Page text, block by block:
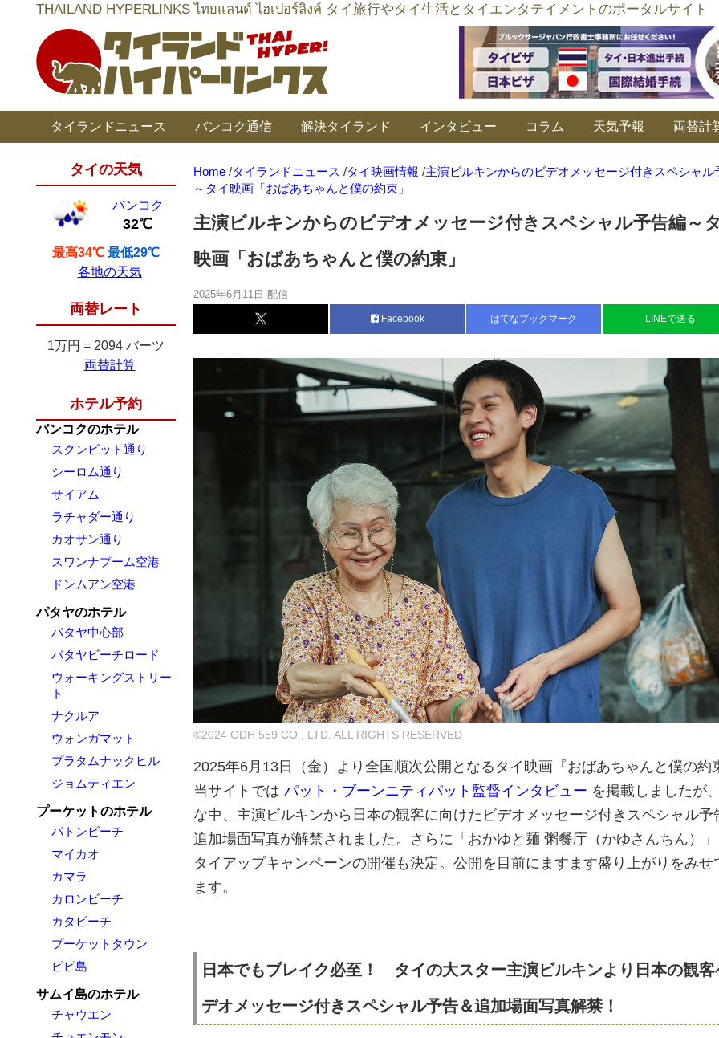
THAILAND HYPERLINKS ไทยแลนด์ ไฮเปอร์ลิงค์ タイ旅行やタイ生活とタイエンタテイメントのポータルサイト
タイランドニュース バンコク通信 解決タイランド インタビュー コラム 天気予報 両替計
タイの天気
バンコク
32℃
最高34℃ 最低29℃
各地の天気
両替レート
1万円 = 2094 バーツ
両替計算
ホテル予約
バンコクのホテル
スクンビット通り
シーロム通り
サイアム
ラチャダー通り
カオサン通り
スワンナプーム空港
ドンムアン空港
パタヤのホテル
パタヤ中心部
パタヤビーチロード
ウォーキングストリー
ト
ナクルア
ウォンガマット
プラタムナックヒル
ジョムティエン
プーケットのホテル
パトンビーチ
マイカオ
カマラ
カロンビーチ
カタビーチ
プーケットタウン
ピピ島
サムイ島のホテル
チャウエン
Home /タイランドニュース /タイ映画情報 /主演ビルキンからのビデオメッセージ付きスペシャル
～タイ映画「おばあちゃんと僕の約束」
主演ビルキンからのビデオメッセージ付きスペシャル予告編～
映画「おばあちゃんと僕の約束」
2025年6月11日 配信
Facebook はてなブックマーク LINEで送る
©2024 GDH 559 CO., LTD. ALL RIGHTS RESERVED
2025年6月13日（金）より全国順次公開となるタイ映画『おばあちゃんと僕の約
当サイトでは パット・ブーンニティパット監督インタビュー を掲載しましたが
な中、主演ビルキンから日本の観客に向けたビデオメッセージ付きスペシャル予
追加場面写真が解禁されました。さらに「おかゆと麺 粥餐庁（かゆさんちん）
タイアップキャンペーンの開催も決定。公開を目前にますます盛り上がりをみせ
ます。
日本でもブレイク必至！ タイの大スター主演ビルキンより日本の観客
デオメッセージ付きスペシャル予告＆追加場面写真解禁！